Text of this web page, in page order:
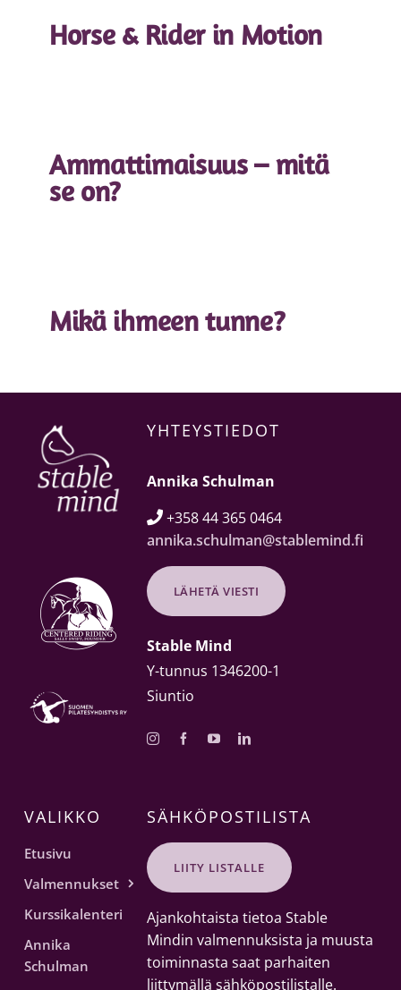
Horse & Rider in Motion
Ammattimaisuus – mitä
se on?
Mikä ihmeen tunne?
YHTEYSTIEDOT
Annika Schulman
+358 44 365 0464
annika.schulman@stablemind.fi
LÄHETÄ VIESTI
Stable Mind
Y-tunnus 1346200-1
Siuntio
VALIKKO
Etusivu
Valmennukset
Kurssikalenteri
Annika
Schulman
SÄHKÖPOSTILISTA
LIITY LISTALLE
Ajankohtaista tietoa Stable
Mindin valmennuksista ja muusta
toiminnasta saat parhaiten
liittymällä sähköpostilistalle.